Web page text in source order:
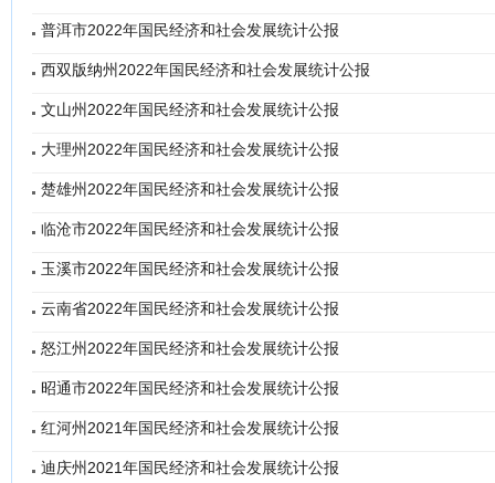
普洱市2022年国民经济和社会发展统计公报
西双版纳州2022年国民经济和社会发展统计公报
文山州2022年国民经济和社会发展统计公报
大理州2022年国民经济和社会发展统计公报
楚雄州2022年国民经济和社会发展统计公报
临沧市2022年国民经济和社会发展统计公报
玉溪市2022年国民经济和社会发展统计公报
云南省2022年国民经济和社会发展统计公报
怒江州2022年国民经济和社会发展统计公报
昭通市2022年国民经济和社会发展统计公报
红河州2021年国民经济和社会发展统计公报
迪庆州2021年国民经济和社会发展统计公报